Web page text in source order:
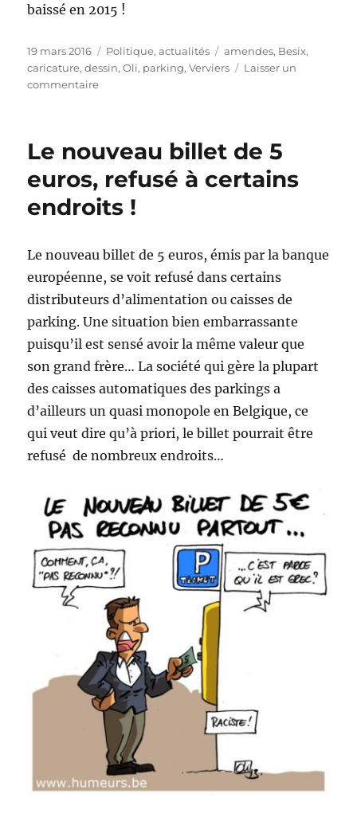
baissé en 2015 !
Publié
le
19 mars 2016 Catégories
Politique, actualités Étiquettes
amendes, Besix,
caricature,dessin,Oli, parking,Verviers
Laisser un
commentairesur
à
Le nouveau billet de 5
euros, refusé à certains
endroits !
Le nouveau billet de 5 euros, émis par la banque
européenne, se voit refusé dans certains
distributeurs d’alimentation ou caisses de
parking. Une situation bien embarrassante
puisqu’il est sensé avoir la même valeur que
son grand frère… La société qui gère la plupart
des caisses automatiques des parkings a
d’ailleurs un quasi monopole en Belgique, ce
qui veut dire qu’à priori, le billet pourrait être
refusé de nombreux endroits…